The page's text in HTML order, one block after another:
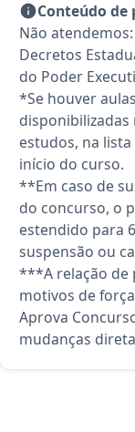
Conteúdo
Não
Decretos
do Poder
*Se houver
disponibilizadas
estudos, na
início do curso.
**Em caso de
do concurso, o
estendido para
suspensão ou
***A relação de
motivos de
Aprova
mudanças